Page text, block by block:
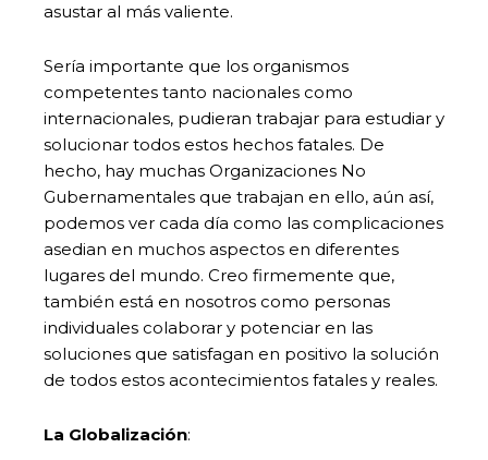
asustar al más valiente.
Sería importante que los organismos
competentes tanto nacionales como
internacionales, pudieran trabajar para estudiar y
solucionar todos estos hechos fatales. De
hecho, hay muchas Organizaciones No
Gubernamentales que trabajan en ello, aún así,
podemos ver cada día como las complicaciones
asedian en muchos aspectos en diferentes
lugares del mundo. Creo firmemente que,
también está en nosotros como personas
individuales colaborar y potenciar en las
soluciones que satisfagan en positivo la solución
de todos estos acontecimientos fatales y reales.
La Globalización: